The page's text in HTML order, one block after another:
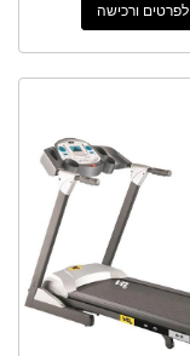
לפרטים ורכישה